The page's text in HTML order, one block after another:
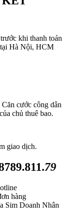
khi thanh toán
Hà Nội, HCM
cước công dân
chủ thuê bao.
giao dịch.
79
hàng
Sim Doanh Nhân